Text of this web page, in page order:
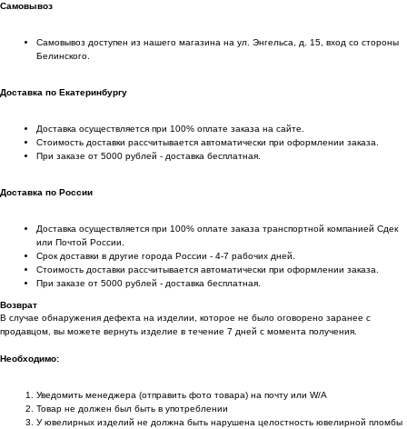
Самовывоз
Самовывоз доступен из нашего магазина на ул. Энгельса, д. 15, вход со стороны
Белинского.
Доставка по Екатеринбургу
Доставка осуществляется при 100% оплате заказа на сайте.
Стоимость доставки рассчитывается автоматически при оформлении заказа.
При заказе от 5000 рублей - доставка бесплатная.
Доставка по России
Доставка осуществляется при 100% оплате заказа транспортной компанией Сдек
или Почтой России.
Срок доставки в другие города России - 4-7 рабочих дней.
Стоимость доставки рассчитывается автоматически при оформлении заказа.
При заказе от 5000 рублей - доставка бесплатная.
Возврат
В случае обнаружения дефекта на изделии, которое не было оговорено заранее с
продавцом, вы можете вернуть изделие в течение 7 дней с момента получения.
Необходимо:
Уведомить менеджера (отправить фото товара) на почту или W/А
Товар не должен был быть в употреблении
У ювелирных изделий не должна быть нарушена целостность ювелирной пломбы